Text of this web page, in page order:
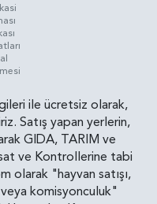
ile ücretsiz olarak,
Satış yapan yerlerin,
GIDA, TARIM ve
ve Kontrollerine tabi
olarak "hayvan satışı,
komisyonculuk"